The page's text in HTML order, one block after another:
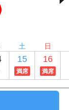
土
15
満席
日
16
満席